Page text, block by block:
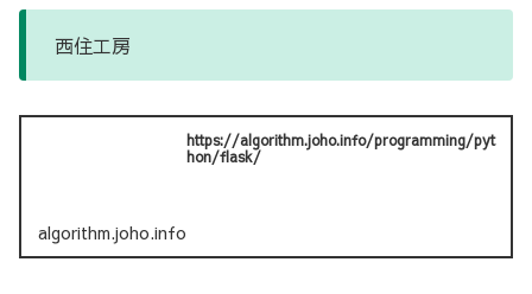
西住工房
https://algorithm.joho.info/programming/pyt
hon/flask/
algorithm.joho.info